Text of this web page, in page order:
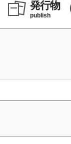
発行物
publish